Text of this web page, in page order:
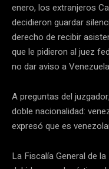
enero, los extranjeros
decidieron guardar
derecho de recibir
que le pidieron al juez
no dar aviso a
A preguntas del
doble nacionalidad:
expresó que es
La Fiscalía General de